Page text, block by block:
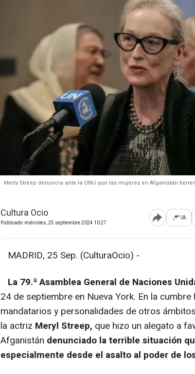
Merly Streep denuncia ante la ONU que las mujeres en Afganistán
Cultura Ocio
Publicado: miércoles, 25 septiembre 2024 10:27 Abrir IA
MADRID, 25 Sep. (CulturaOcio) -
La 79.ª Asamblea General de Naciones
24 de septiembre en Nueva York. En la
mandatarios y personalidades de otros
la actriz Meryl Streep, que hizo un alegato a
Afganistán denunciado la terrible situación
especialmente desde el asalto al poder de